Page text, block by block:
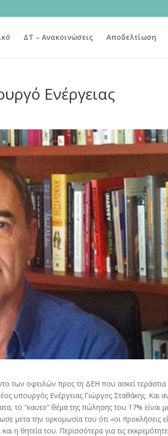
ΔΤ – Ανακοινώσεις Αποδελτίωση
Ενέργειας
των οφειλών προς τη ΔΕΗ που ασκεί τεράστια
υπουργός Ενέργειας Γιώργος Σταθάκης. Και
“καυτο” θέμα της πώλησης του 17% είναι
μετα την ορκομωσία του ότι «οι προκλήσεις
η θητεία του. Περισσότερα για τις